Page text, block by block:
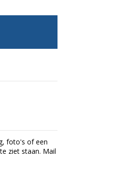
foto's of een
ziet staan. Mail